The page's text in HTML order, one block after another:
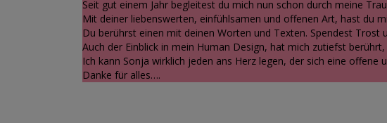
Seit gut einem Jahr begleitest du mich nun schon durch meine
Mit deiner liebenswerten, einfühlsamen und offenen Art, hast du
Du berührst einen mit deinen Worten und Texten. Spendest
Auch der Einblick in mein Human Design, hat mich zutiefst
Ich kann Sonja wirklich jeden ans Herz legen, der sich eine
Danke für alles….